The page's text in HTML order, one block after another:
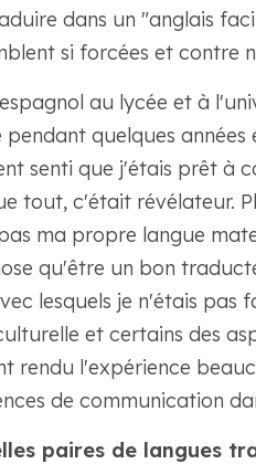
dans un "anglais
si forcées et contre
au lycée et à
pendant quelques
senti que j'étais prêt à
tout, c'était révélateur.
ma propre langue
qu'être un bon
lesquels je n'étais pas
et certains des
rendu l'expérience
de communication
paires de langues